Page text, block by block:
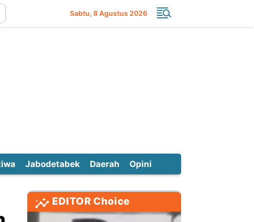
Sabtu 8 Agustus 2026
Jabodetabek Daerah Opini
EDITOR Choice